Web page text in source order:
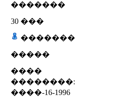
�������
30 ���
�������
�����
����
��������:
����-16-1996